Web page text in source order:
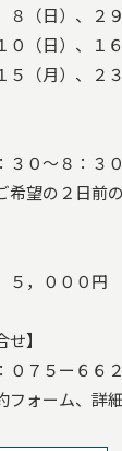
（日）、２９
０（日）、１
５（月）、２
３０～８：３
望の２日前
，０００円
せ】
０７５ー６６
フォーム、詳